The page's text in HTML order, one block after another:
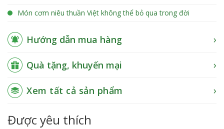
Món cơm niêu thuần Việt không thể bỏ qua trong đời
Hướng dẫn mua hàng
Quà tặng, khuyến mại
Xem tất cả sản phẩm
Được yêu thích